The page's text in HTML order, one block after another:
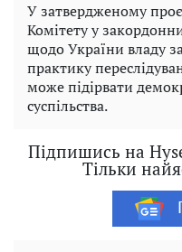
У затвердженому
Комітету у
щодо України владу
практику
може підірвати
суспільства.
Підпишись на
Тільки